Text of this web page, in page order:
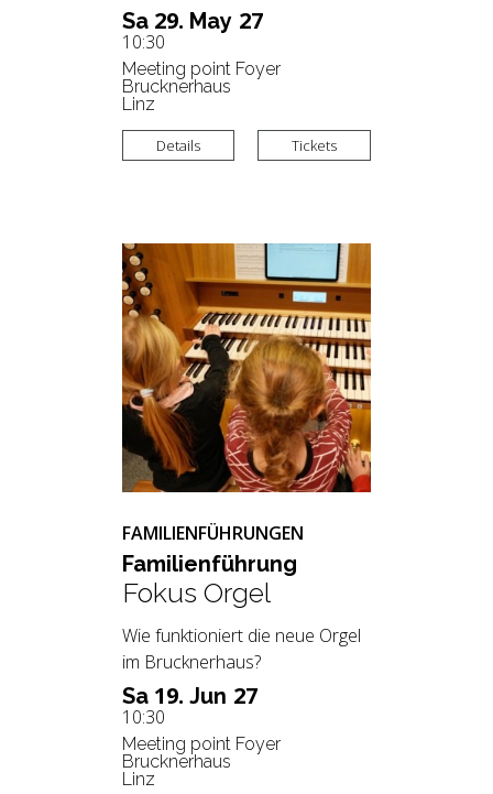
Sa 29. May 27
10:30
Meeting point Foyer
Brucknerhaus
Linz
Details Tickets
Sa 19. Jun 27
10:30
Meeting point Foyer
Brucknerhaus
Linz
FAMILIENFÜHRUNGEN
Fa­mi­li­en­füh­rung
Fokus Orgel
Wie funktioniert die neue Orgel
im Brucknerhaus?